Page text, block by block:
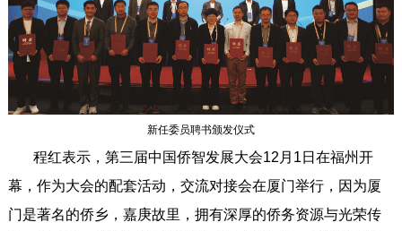
新任委员聘书颁发仪式
程红表示，第三届中国侨智发展大会12月1日在福州开
幕，作为大会的配套活动，交流对接会在厦门举行，因为厦
门是著名的侨乡，嘉庚故里，拥有深厚的侨务资源与光荣传